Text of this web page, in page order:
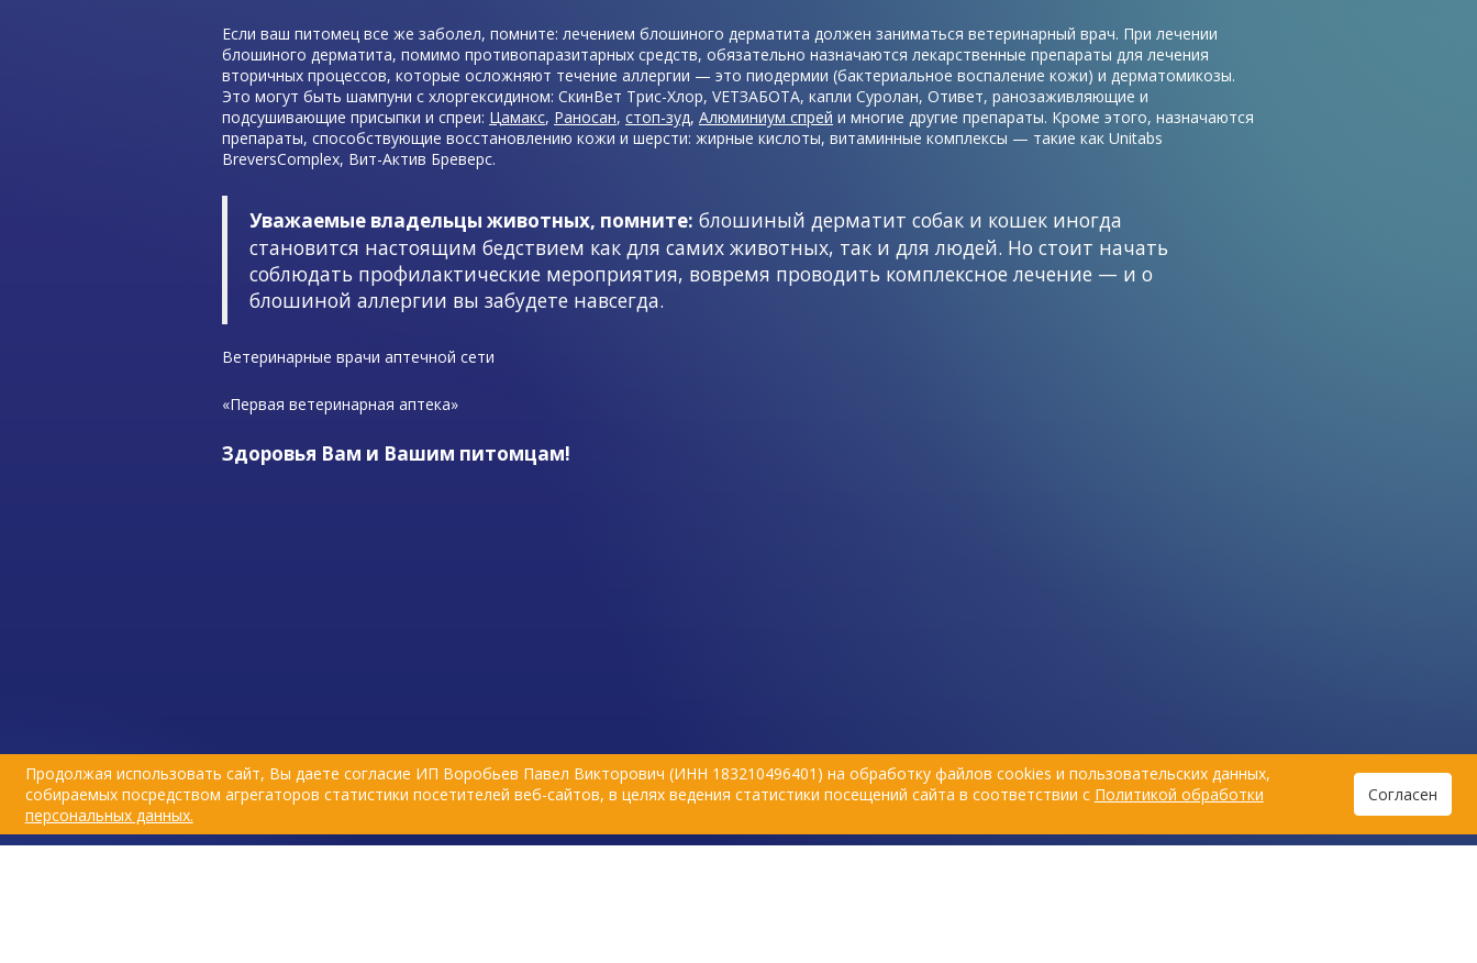
Продолжая использовать сайт, Вы даете согласие ИП Воробьев Павел Викторович (ИНН 183210496401) на обработку файлов cookies и пользовательских данных,
собираемых посредством агрегаторов статистики посетителей веб-сайтов, в целях ведения статистики посещений сайта в соответствии с Политикой обработки
персональных данных.
Согласен
Если ваш питомец все же заболел, помните: лечением блошиного дерматита должен заниматься ветеринарный врач. При лечении
блошиного дерматита, помимо противопаразитарных средств, обязательно назначаются лекарственные препараты для лечения
вторичных процессов, которые осложняют течение аллергии — это пиодермии (бактериальное воспаление кожи) и дерматомикозы.
Это могут быть шампуни с хлоргексидином: СкинВет Трис-Хлор, VETЗАБОТА, капли Суролан, Отивет, ранозаживляющие и
подсушивающие присыпки и спреи: Цамакс, Раносан, стоп-зуд, Алюминиум спрей и многие другие препараты. Кроме этого, назначаются
препараты, способствующие восстановлению кожи и шерсти: жирные кислоты, витаминные комплексы — такие как Unitabs
BreversComplex, Вит-Актив Бреверс.
Уважаемые владельцы животных, помните: блошиный дерматит собак и кошек иногда
становится настоящим бедствием как для самих животных, так и для людей. Но стоит начать
соблюдать профилактические мероприятия, вовремя проводить комплексное лечение — и о
блошиной аллергии вы забудете навсегда.
Ветеринарные врачи аптечной сети
«Первая ветеринарная аптека»
Здоровья Вам и Вашим питомцам!